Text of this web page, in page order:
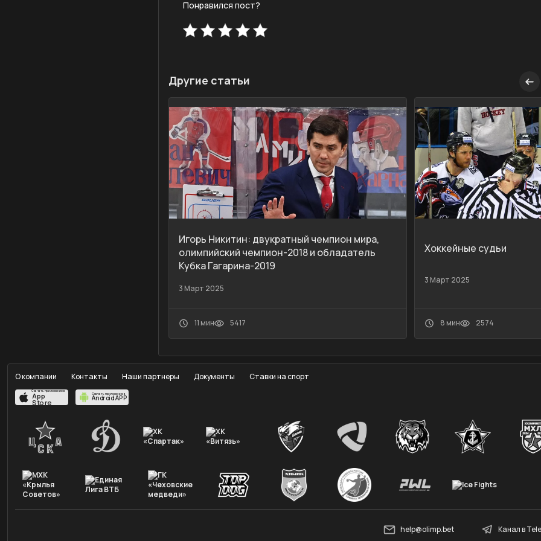
Понравился пост?
Другие статьи
Игорь Никитин: двукратный чемпион мира,
олимпийский чемпион-2018 и обладатель
Кубка Гагарина-2019
3 Март 2025
11 мин 5417
Хоккейные судьи
3 Март 2025
8 мин 2574
О компании Контакты Наши партнеры Документы Ставки на спорт
Скачать приложение в
App
Store
Скачать приложение в
Android APP
help@olimp.bet Канал в